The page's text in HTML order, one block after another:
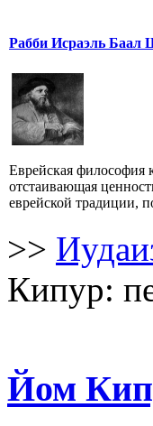
Рабби Исраэль Баал
Еврейская философия
отстаивающая
еврейской традиции,
>>
Кипур:
Йом